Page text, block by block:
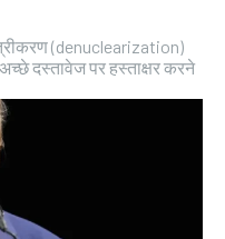
(denuclearization)
दस्तावेज पर हस्ताक्षर करने